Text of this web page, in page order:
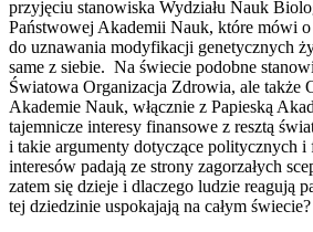
przyjęciu stanowiska Wydziału Nauk
Państwowej Akademii Nauk, które mówi
do uznawania modyfikacji genetycznych
same z siebie. Na świecie podobne
Światowa Organizacja Zdrowia, ale także
Akademie Nauk, włącznie z Papieską
tajemnicze interesy finansowe z resztą
i takie argumenty dotyczące politycznych
interesów padają ze strony zagorzałych
zatem się dzieje i dlaczego ludzie reagują
tej dziedzinie uspokajają na całym świecie?